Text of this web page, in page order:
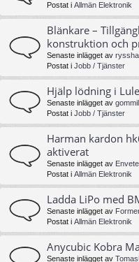
Postat i Allmän Elektronik
Blänkare –
konstruktion och
Senaste inlägget av
Postat i Jobb / Tjänster
Hjälp lödning i
Senaste inlägget av gommil
Postat i Jobb / Tjänster
Harman kardon
aktiverat
Senaste inlägget av
Postat i Allmän Elektronik
Ladda LiPo med
Senaste inlägget av
Postat i Allmän Elektronik
Anycubic Kobra
Senaste inlägget av TomasL